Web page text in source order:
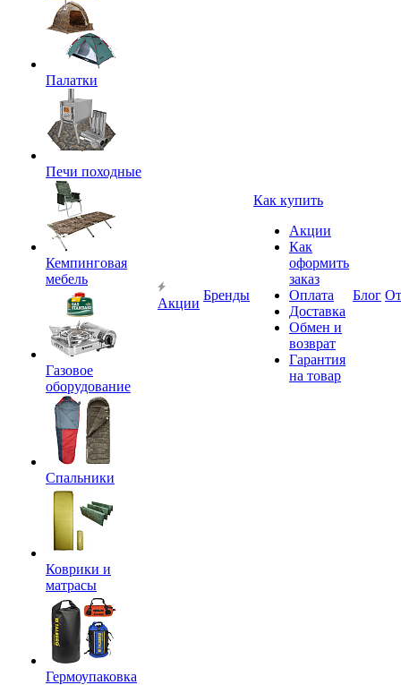
Палатки
Печи походные
Кемпинговая
мебель
Газовое
оборудование
Спальники
Коврики и
матрасы
Гермоупаковка
Акции
Бренды
Как купить
Акции
Как
оформить
заказ
Оплата
Доставка
Обмен и
возврат
Гарантия
на товар
Блог